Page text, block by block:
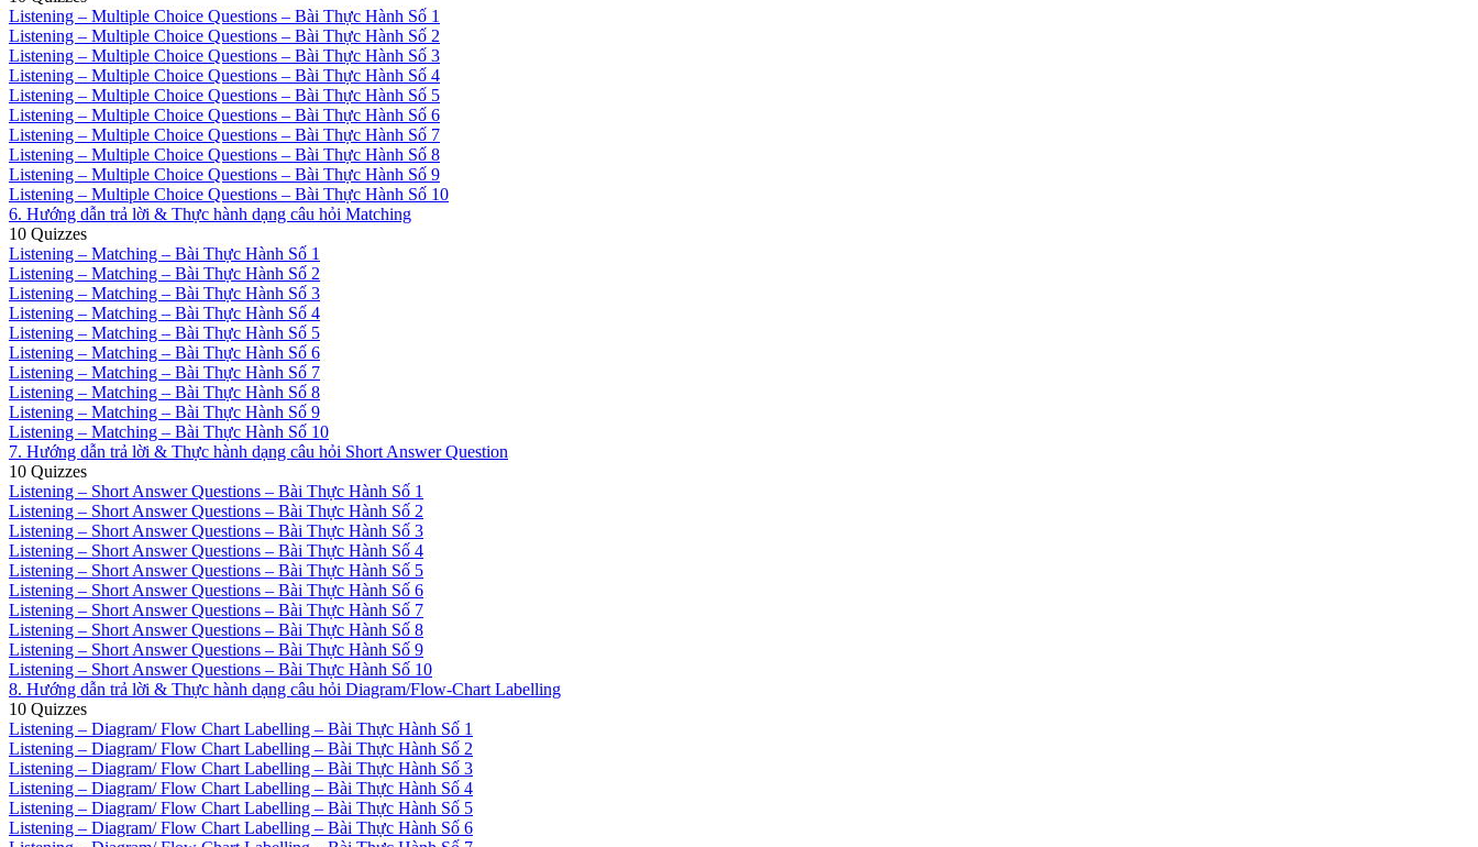
Listening – Multiple Choice Questions – Bài Thực Hành Số 1
Listening – Multiple Choice Questions – Bài Thực Hành Số 2
Listening – Multiple Choice Questions – Bài Thực Hành Số 3
Listening – Multiple Choice Questions – Bài Thực Hành Số 4
Listening – Multiple Choice Questions – Bài Thực Hành Số 5
Listening – Multiple Choice Questions – Bài Thực Hành Số 6
Listening – Multiple Choice Questions – Bài Thực Hành Số 7
Listening – Multiple Choice Questions – Bài Thực Hành Số 8
Listening – Multiple Choice Questions – Bài Thực Hành Số 9
Listening – Multiple Choice Questions – Bài Thực Hành Số 10
6. Hướng dẫn trả lời & Thực hành dạng câu hỏi Matching
10 Quizzes
Listening – Matching – Bài Thực Hành Số 1
Listening – Matching – Bài Thực Hành Số 2
Listening – Matching – Bài Thực Hành Số 3
Listening – Matching – Bài Thực Hành Số 4
Listening – Matching – Bài Thực Hành Số 5
Listening – Matching – Bài Thực Hành Số 6
Listening – Matching – Bài Thực Hành Số 7
Listening – Matching – Bài Thực Hành Số 8
Listening – Matching – Bài Thực Hành Số 9
Listening – Matching – Bài Thực Hành Số 10
7. Hướng dẫn trả lời & Thực hành dạng câu hỏi Short Answer Question
10 Quizzes
Listening – Short Answer Questions – Bài Thực Hành Số 1
Listening – Short Answer Questions – Bài Thực Hành Số 2
Listening – Short Answer Questions – Bài Thực Hành Số 3
Listening – Short Answer Questions – Bài Thực Hành Số 4
Listening – Short Answer Questions – Bài Thực Hành Số 5
Listening – Short Answer Questions – Bài Thực Hành Số 6
Listening – Short Answer Questions – Bài Thực Hành Số 7
Listening – Short Answer Questions – Bài Thực Hành Số 8
Listening – Short Answer Questions – Bài Thực Hành Số 9
Listening – Short Answer Questions – Bài Thực Hành Số 10
8. Hướng dẫn trả lời & Thực hành dạng câu hỏi Diagram/Flow-Chart Labelling
10 Quizzes
Listening – Diagram/ Flow Chart Labelling – Bài Thực Hành Số 1
Listening – Diagram/ Flow Chart Labelling – Bài Thực Hành Số 2
Listening – Diagram/ Flow Chart Labelling – Bài Thực Hành Số 3
Listening – Diagram/ Flow Chart Labelling – Bài Thực Hành Số 4
Listening – Diagram/ Flow Chart Labelling – Bài Thực Hành Số 5
Listening – Diagram/ Flow Chart Labelling – Bài Thực Hành Số 6